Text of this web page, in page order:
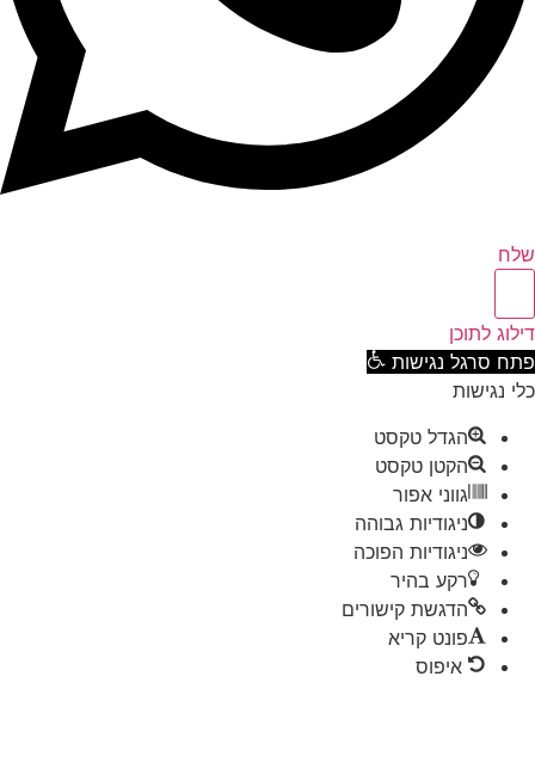
לתוכן
סרגל נגישות
נגישות
הגדל טקסט
הקטן טקסט
גווני אפור
ניגודיות גבוהה
ניגודיות הפוכה
רקע בהיר
הדגשת קישורים
פונט קריא
איפוס